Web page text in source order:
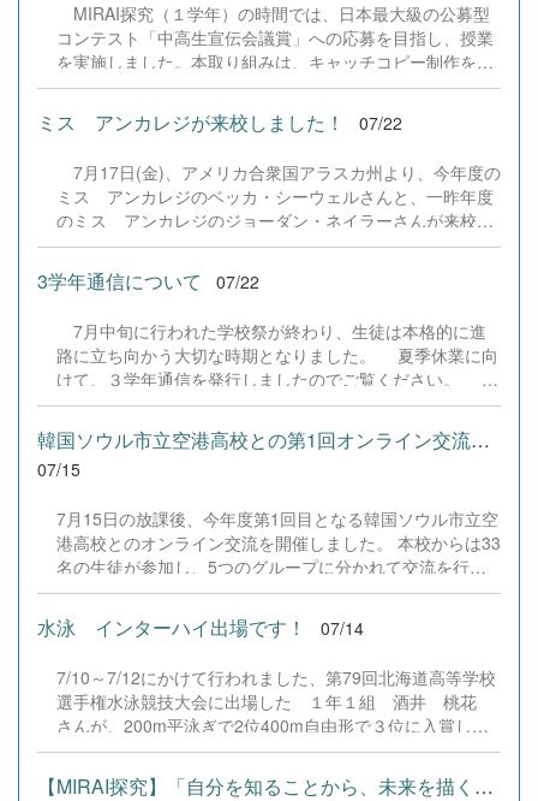
た『Compath（コンパス）』をご活用ください。 全商検定
対策支援ポータルサイト「Compath（コンパス）」 ■ 生徒
アンケートにご協力いただいた学校（11校）北海道滝川西
高等学校／北...
生徒が主体となって司会やタイムキーパーなどの進行を担
いました。各会場では発表と質疑応答、生徒同士の意見交
換が活発に行われ、互いの探究に真剣に耳を傾ける姿が見
られました。また、各会場には企業代表や起業家、地域活
動を牽引する外部アドバイザーの方々をお招きし、生徒た
ちの問いや提案に対して社会の第一線で活躍するプロの視
点から具体的で温かいご助言をいただきました。 生徒た
ちは他者の発表から新たな気づきを得るとともに、大人か
らの真剣なアドバイスに耳を傾け、自分たちの探究をさら
に深める手応えをつかんだ様子でした。お越しいただいた
もに、...
MIRAI探究（１学年）の時間では、日本最大級の公募型
コンテスト「中高生宣伝会議賞」への応募を目指し、授業
を実施しました。本取り組みは、キャッチコピー制作を通
じて、変化の激しい時代に必要な「問いを立て、考え、伝
える力」を育むことを目的としています。実際の企業課題
に挑む経験は、進路開拓の実績になるだけでなく、「自分
す。 授業の初日（７／１５）は広告業界やコピーの表現
技法を学び、多様な協賛企業の課題から興味のあるテーマ
を選択。2日目（７／２２）は持ち寄ったアイデアをペア
ワークで検討し、「情景が浮かぶか」「言葉の選択は適切
か」を前向きに議論して表現を研ぎ澄ませ、全員が端末か
る学習プラットフォーム「Qareer（クアリア）」には生徒
たちの振り返りや感想が記録されており、「言葉一つで伝
わり方が大きく変わる面白さを知った」「難しそうと思っ
言葉を磨く大切さに気づけた」といった声が集まるなど、
自分の...
ミス アンカレジが来校しました！ 07/22
7月17日(金)、アメリカ合衆国アラスカ州より、今年度の
ミス アンカレジのベッカ・シーウェルさんと、一昨年度
のミス アンカレジのジョーダン・ネイラーさんが来校し
ました。 5月にアラスカから帰国した石井さん、8月から
アラスカへの長期留学をスタートさせる谷部さん、そして
8月にアラスカへ帰国するジャズミンさんが学校生活の様
部や剣道部、全国大会に向けて練習中の演劇部の練習を見
学しました。
3学年通信について 07/22
7月中旬に行われた学校祭が終わり、生徒は本格的に進
路に立ち向かう大切な時期となりました。 夏季休業に向
けて、３学年通信を発行しましたのでご覧ください。 今
回の内容は ①学校祭からの切り替え ②中間考査結果
について ③進路実現に向けて ④学校祭の記録 等の内
容になっています。 一読されお子様へ、叱咤激励してい
ただけると幸いです。 なお、閲覧にはパスワードが必要
で、ご確認ください。 3学年通信NO2 .pdf &nbsp;
韓国ソウル市立空港高校との第1回オンライン交流を実施しました
07/15
7月15日の放課後、今年度第1回目となる韓国ソウル市立空
港高校とのオンライン交流を開催しました。 本校からは33
名の生徒が参加し、5つのグループに分かれて交流を行い
ました。生徒たちは、各自が事前に準備したスライドを使
って自己紹介のプレゼンテーションに挑戦。韓国語や英
語、日本語を織り交ぜながら、終始なごやかで楽しそうな
と12月にも開催を予定しています。この継続的な交流を通
じて、両校生徒の親睦をさらに深め、異文化理解力を育み
ながら、生徒たちの確かな成長へとつなげてまいります。
水泳 インターハイ出場です！ 07/14
7/10～7/12にかけて行われました、第79回北海道高等学校
選手権水泳競技大会に出場した １年１組 酒井 桃花
さんが、200m平泳ぎで2位400m自由形で３位に入賞し、
見事インターハイに出場します。応援よろしくお願いしま
す。 &nbsp;
【MIRAI探究】「自分を知ることから、未来を描く一歩へ」を実施し...